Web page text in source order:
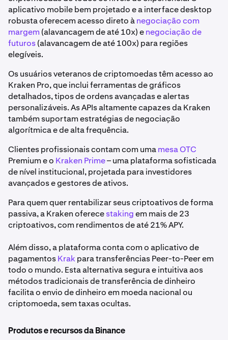
aplicativo mobile bem projetado e a interface desktop
robusta oferecem acesso direto ànegociação com
margem (alavancagem de até 10x) enegociação de
futuros(alavancagem de até 100x) para regiões
elegíveis.
Os usuários veteranos de criptomoedas têm acesso ao
Kraken Pro, que inclui ferramentas de gráficos
detalhados, tipos de ordens avançadas e alertas
personalizáveis. As APIs altamente capazes da Kraken
também suportam estratégias de negociação
algorítmica e de alta frequência.
Clientes profissionais contam com umamesa OTC
Premium e o Kraken Prime– uma plataforma sofisticada
de nível institucional, projetada para investidores
avançados e gestores de ativos.
Para quem quer rentabilizar seus criptoativos de forma
passiva, a Kraken oferecestakingem mais de 23
criptoativos, com rendimentos de até 21% APY.
Além disso, a plataforma conta com o aplicativo de
pagamentosKrak para transferências Peer-to-Peer em
todo o mundo. Esta alternativa segura e intuitiva aos
métodos tradicionais de transferência de dinheiro
facilita o envio de dinheiro em moeda nacional ou
criptomoeda, sem taxas ocultas.
Produtos e recursos da Binance